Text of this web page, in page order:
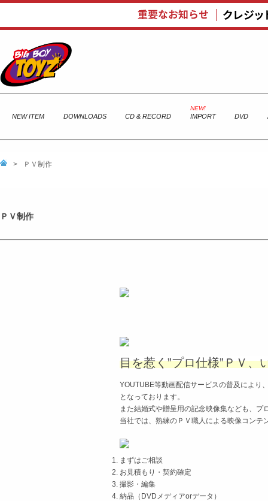
NEW ITEM DOWNLOADS CD & RECORD IMPORT DVD
> ＰＶ制作
ＰＶ制作
目を惹く”プロ仕様”ＰＶ、
YOUTUBE等動画配信サービスの普及により
となっております。
また結婚式や贈呈用の記念映像集なども、
当社では、熟練のＰＶ職人による映像コン
まずはご相談
お見積もり・契約確定
撮影・編集
納品（DVDメディアorデータ）